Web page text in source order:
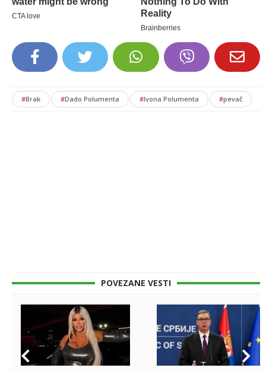
#Brak #Dado Polumenta #Ivona Polumenta #pevač
POVEZANE VESTI